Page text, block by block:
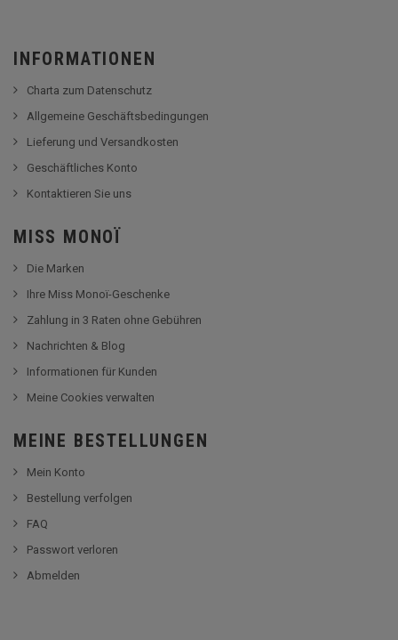
INFORMATIONEN
Charta zum Datenschutz
Allgemeine Geschäftsbedingungen
Lieferung und Versandkosten
Geschäftliches Konto
Kontaktieren Sie uns
MISS MONOÏ
Die Marken
Ihre Miss Monoï-Geschenke
Zahlung in 3 Raten ohne Gebühren
Nachrichten & Blog
Informationen für Kunden
Meine Cookies verwalten
MEINE BESTELLUNGEN
Mein Konto
Bestellung verfolgen
FAQ
Passwort verloren
Abmelden